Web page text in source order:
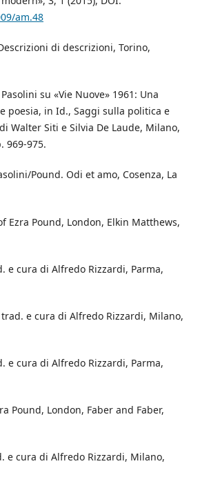
am.48
di descrizioni, Torino,
su «Vie Nuove» 1961: Una
poesia, in Id., Saggi sulla politica e
Walter Siti e Silvia De Laude, Milano,
969-975.
Pound. Odi et amo, Cosenza, La
Ezra Pound, London, Elkin Matthews,
e cura di Alfredo Rizzardi, Parma,
e cura di Alfredo Rizzardi, Milano,
e cura di Alfredo Rizzardi, Parma,
Pound, London, Faber and Faber,
e cura di Alfredo Rizzardi, Milano,